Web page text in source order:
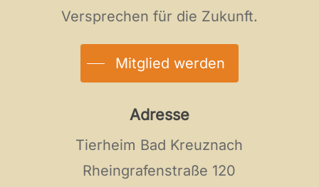
Versprechen für die Zukunft.
Mitglied werden
Adresse
Tierheim Bad Kreuznach
Rheingrafenstraße 120